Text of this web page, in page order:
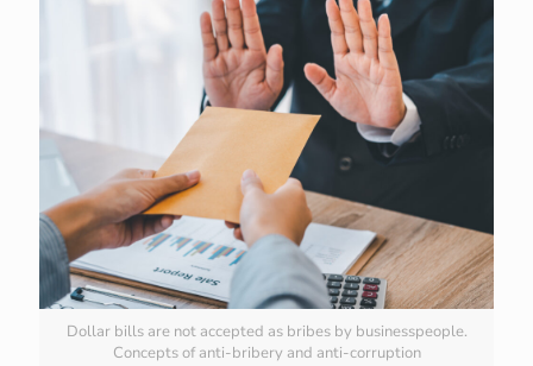
Dollar bills are not accepted as bribes by businesspeople.
Concepts of anti-bribery and anti-corruption